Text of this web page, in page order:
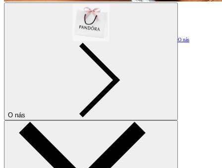
O nás
O nás